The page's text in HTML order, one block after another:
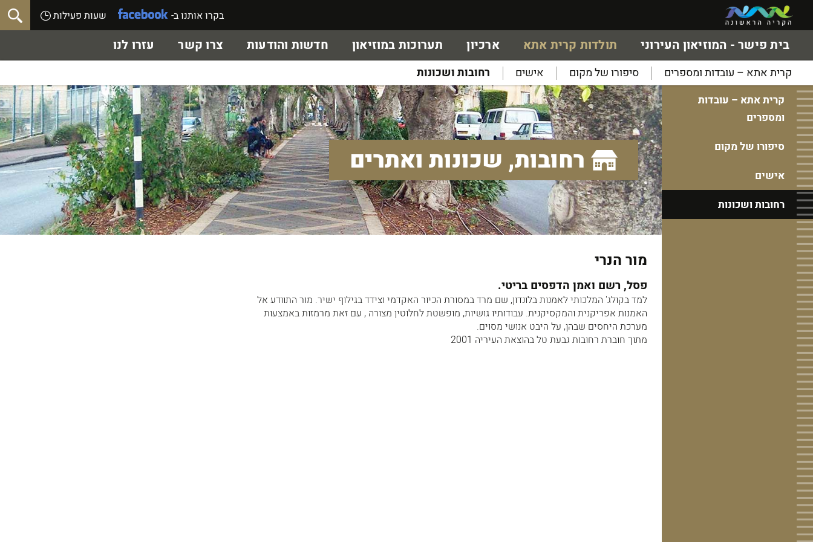
בקרו אותנו ב- שעות פעילות
בית פישר - המוזיאון העירוני תולדות קרית אתא
קרית אתא – עובדות ומספרים סיפורו של מקום אישים רחובות ושכונות
ארכיון תערוכות במוזיאון חדשות והודעות צרו קשר עזרו לנו
קרית אתא – עובדות
ומספרים
סיפורו של מקום
אישים
רחובות ושכונות
רחובות, שכונות ואתרים
מור הנרי
פסל, רשם ואמן הדפסים בריטי.
למד בקולג' המלכותי לאמנות בלונדון, שם מרד במסורת הכיור האקדמי וצידד בגילוף ישיר. מור התוודע אל
האמנות אפריקנית והמקסיקנית. עבודותיו גושיות, מופשטת לחלוטין מצורה , עם זאת מרמזות באמצעות
מערכת היחסים שבהן, על היבט אנושי מסוים.
מתוך חוברת רחובות גבעת טל בהוצאת העיריה 2001